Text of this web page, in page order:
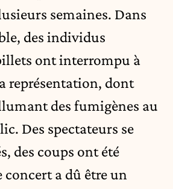
semaines. Dans
des individus
ont interrompu à
représentation, dont
des fumigènes au
Des spectateurs se
des coups ont été
concert a dû être un